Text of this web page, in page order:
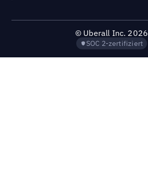
© Uberall Inc. 2026
SOC 2-zertifiziert